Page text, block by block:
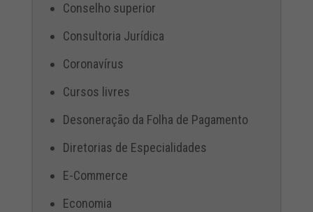
Conselho superior
Consultoria Jurídica
Coronavírus
Cursos livres
Desoneração da Folha de Pagamento
Diretorias de Especialidades
E-Commerce
Economia